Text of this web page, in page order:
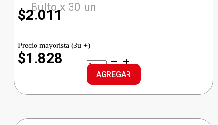
Bulto x 30 un
$2.011
Precio mayorista (3u +)
$1.828
NOSOTRAS
TOALLA
U/INV
RAPISEC
cantidad
AGREGAR